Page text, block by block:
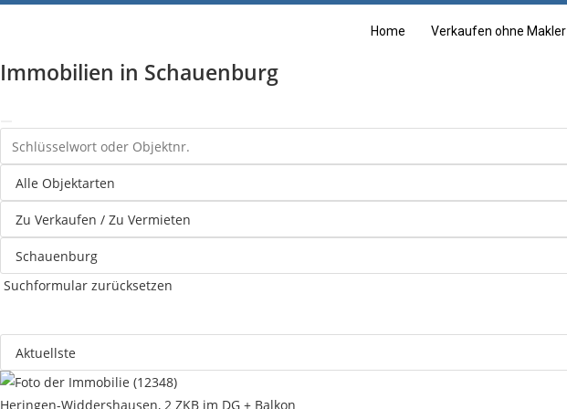
Home Verkaufen ohne Makler
Immobilien in Schauenburg
Suchformular zurücksetzen
Heringen-Widdershausen, 2 ZKB im DG + Balkon